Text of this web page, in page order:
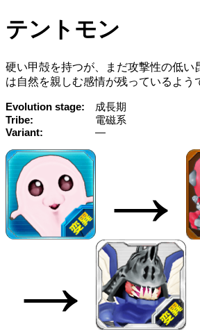
テントモン
硬い甲殻を持つが、まだ攻撃性の低
は自然を親しむ感情が残っているよ
Evolution stage
成長期
Tribe
電磁系
Variant
—
→
→